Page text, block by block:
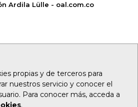
propias y de terceros para
nuestros servicio y conocer el
Para conocer más, acceda a
.
Ardila Lülle - oal.com.co